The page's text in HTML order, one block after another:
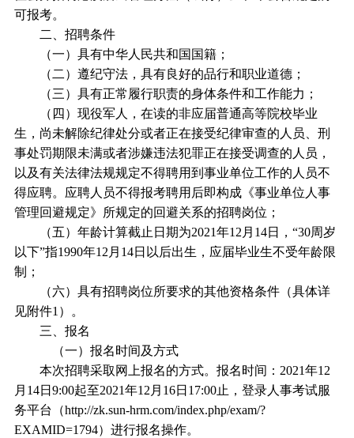
可报考。
二、招聘条件
（一）具有中华人民共和国国籍；
（二）遵纪守法，具有良好的品行和职业道德；
（三）具有正常履行职责的身体条件和工作能力；
（四）现役军人，在读的非应届普通高等院校毕业
生，尚未解除纪律处分或者正在接受纪律审查的人员、刑
事处罚期限未满或者涉嫌违法犯罪正在接受调查的人员，
以及有关法律法规规定不得聘用到事业单位工作的人员不
得应聘。应聘人员不得报考聘用后即构成《事业单位人事
管理回避规定》所规定的回避关系的招聘岗位；
（五）年龄计算截止日期为2021年12月14日，“30周岁
以下”指1990年12月14日以后出生，应届毕业生不受年龄限
制；
（六）具有招聘岗位所要求的其他资格条件（具体详
见附件1）。
三、报名
（一）报名时间及方式
本次招聘采取网上报名的方式。报名时间：2021年12
月14日9:00起至2021年12月16日17:00止，登录人事考试服
务平台（http://zk.sun-hrm.com/index.php/exam/?
EXAMID=1794）进行报名操作。